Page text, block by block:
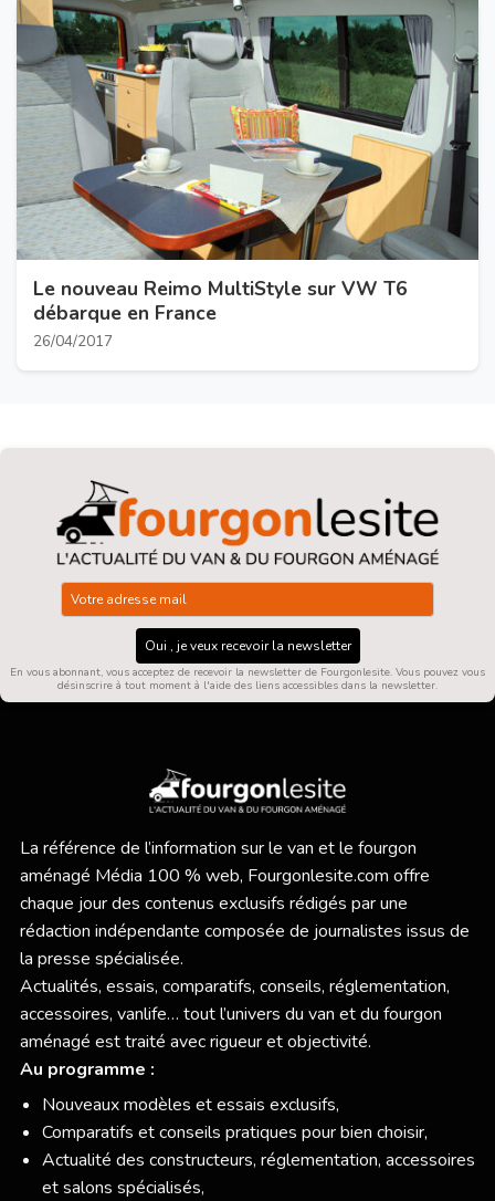
Le nouveau Reimo MultiStyle sur VW T6
débarque en France
26/04/2017
Oui , je veux recevoir la newsletter
En vous abonnant, vous acceptez de recevoir la newsletter de Fourgonlesite. Vous pouvez vous
désinscrire à tout moment à l'aide des liens accessibles dans la newsletter.
La référence de l’information sur le van et le fourgon
aménagé Média 100 % web, Fourgonlesite.com offre
chaque jour des contenus exclusifs rédigés par une
rédaction indépendante composée de journalistes issus de
la presse spécialisée.
Actualités, essais, comparatifs, conseils, réglementation,
accessoires, vanlife… tout l’univers du van et du fourgon
aménagé est traité avec rigueur et objectivité.
Au programme :
Nouveaux modèles et essais exclusifs,
Comparatifs et conseils pratiques pour bien choisir,
Actualité des constructeurs, réglementation, accessoires
et salons spécialisés,